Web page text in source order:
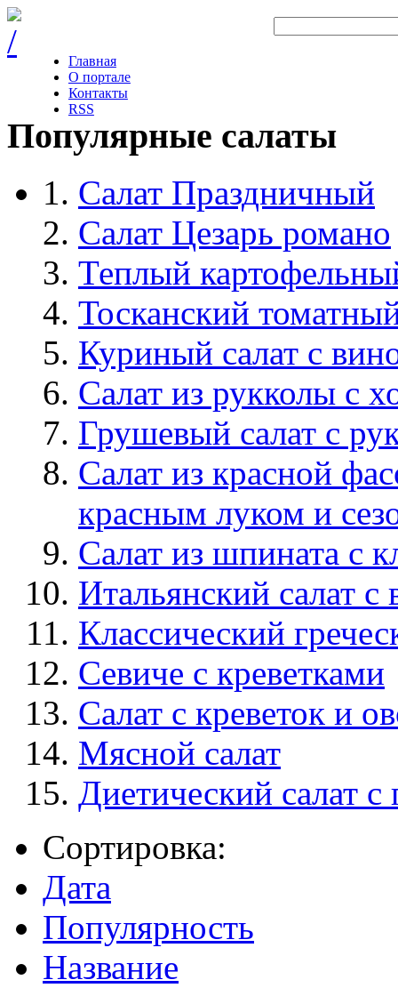
Главная
О портале
Контакты
RSS
Популярные салаты
Салат Праздничный
Салат Цезарь романо
Теплый
Тосканский
Куриный салат с
Салат из рукколы с
Грушевый салат с
Салат из красной
красным луком и
Салат из шпината с
Итальянский салат
Классический
Севиче с креветками
Салат c креветок и
Мясной салат
Диетический салат
Сортировка:
Дата
Популярность
Название